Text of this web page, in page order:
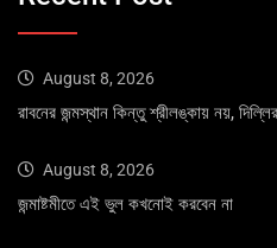
August 8, 2026
রাবনের জন্মস্থান কিন্তু শ্রীলঙ্কায় নয়,
August 8, 2026
জন্মাষ্টমীতে এই ভুল কখনোই করবেন না